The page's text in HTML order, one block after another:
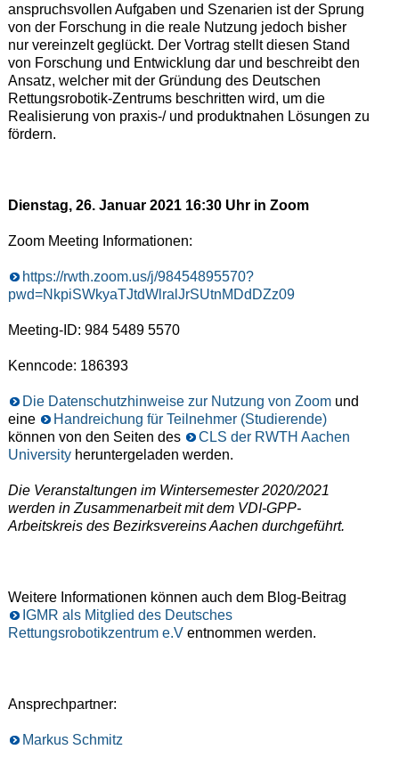
anspruchsvollen Aufgaben und Szenarien ist der Sprung
von der Forschung in die reale Nutzung jedoch bisher
nur vereinzelt geglückt. Der Vortrag stellt diesen Stand
von Forschung und Entwicklung dar und beschreibt den
Ansatz, welcher mit der Gründung des Deutschen
Rettungsrobotik-Zentrums beschritten wird, um die
Realisierung von praxis-/ und produktnahen Lösungen zu
fördern.
Dienstag, 26. Januar 2021 16:30 Uhr in Zoom
Zoom Meeting Informationen:
https://rwth.zoom.us/j/98454895570?
pwd=NkpiSWkyaTJtdWlralJrSUtnMDdDZz09
Meeting-ID: 984 5489 5570
Kenncode: 186393
Die Datenschutzhinweise zur Nutzung von Zoom und
eine
Handreichung für Teilnehmer (Studierende)
können von den Seiten des
CLS der RWTH Aachen
Universityheruntergeladen werden.
Die Veranstaltungen im Wintersemester 2020/2021
werden in Zusammenarbeit mit dem VDI-GPP-
Arbeitskreis des Bezirksvereins Aachen durchgeführt.
Weitere Informationen können auch dem Blog-Beitrag
IGMR als Mitglied des Deutsches
Rettungsrobotikzentrum e.Ventnommen werden.
Ansprechpartner:
Markus Schmitz